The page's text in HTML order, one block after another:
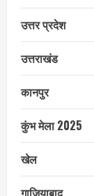
उत्तर प्रदेश
उत्तराखंड
कानपुर
कुंभ मेला 2025
खेल
गाजियाबाद